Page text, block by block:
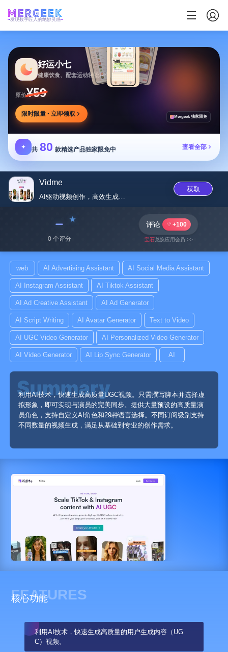
发现数字匠人的绝妙灵感
好运小七
健康饮食、配套运动轻松相伴
原价¥59
限时限量 · 立即领取 Mergeek 独家限免
✦ 共 80 款精选产品独家限免中 查看全部
Vidme
AI驱动视频创作，高效生成高质...
获取
﹣
0 个评分
评论 +100
宝石兑换应用会员 >>
web AI Advertising Assistant AI Social Media Assistant
AI Instagram Assistant AI Tiktok Assistant
AI Ad Creative Assistant AI Ad Generator
AI Script Writing AI Avatar Generator Text to Video
AI UGC Video Generator AI Personalized Video Generator
AI Video Generator AI Lip Sync Generator AI
利用AI技术，快速生成高质量UGC视频。只需撰写脚本并选择虚
拟形象，即可实现与演员的完美同步。提供大量预设的高质量演
员角色，支持自定义AI角色和29种语言选择。不同订阅级别支持
不同数量的视频生成，满足从基础到专业的创作需求。
FEATURES
核心功能
利用AI技术，快速生成高质量的用户生成内容（UG
C）视频。